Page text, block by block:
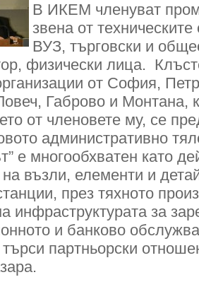
В ИКЕМ членуват
звена от
ВУЗ, търговски и
физически лица.
от София,
Габрово и Монтана,
от членовете му, се
административно
е многообхватен като
на възли, елементи и
през тяхното
инфраструктурата за
и банково
партньорски